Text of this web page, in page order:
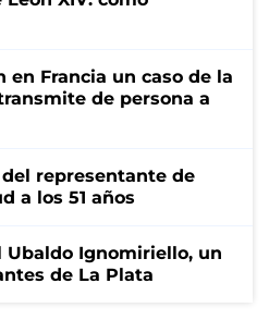
en Francia un caso de la
de persona a
representante de
a los 51 años
Ubaldo Ignomiriello, un
de La Plata